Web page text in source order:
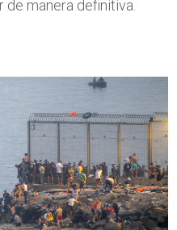
manera definitiva.